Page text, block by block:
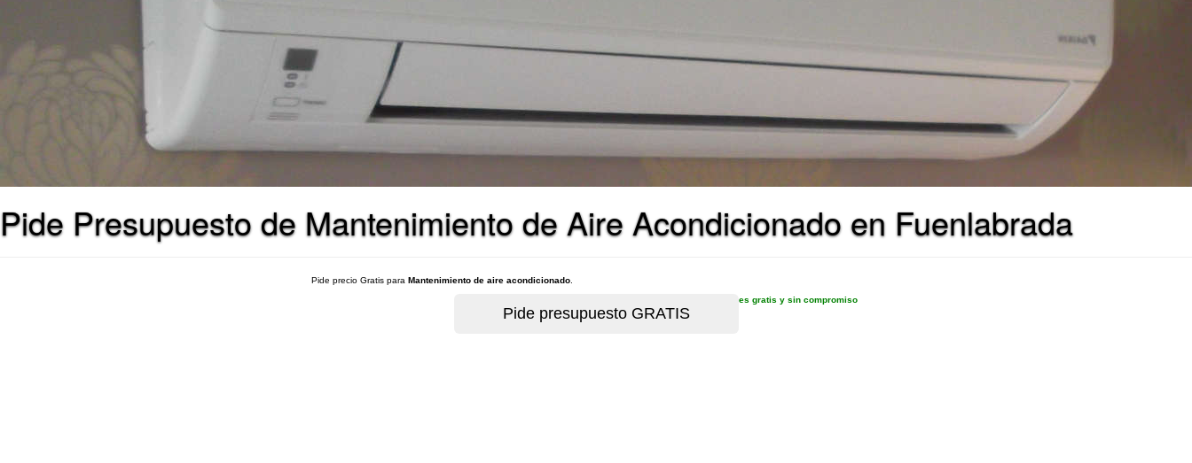
Pide Presupuesto de Mantenimiento de Aire Acondicionado en Fuenlabrada
Pide precio Gratis para Mantenimiento de aire acondicionado
es gratis y sin compromiso